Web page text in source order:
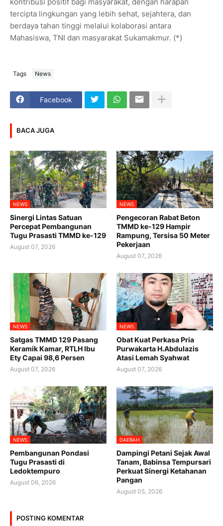
tercipta lingkungan yang lebih sehat, sejahtera, dan
berdaya tahan tinggi melalui kolaborasi antara
Mahasiswa, TNI dan masyarakat Sukamakmur. (*)
Tags News
Facebook
BACA JUGA
NEWS
Sinergi Lintas Satuan
Percepat Pembangunan
Tugu Prasasti TMMD ke-129
August 07, 2026
NEWS
Pengecoran Rabat Beton
TMMD ke-129 Hampir
Rampung, Tersisa 50 Meter
Pekerjaan
August 07, 2026
NEWS
Satgas TMMD 129 Pasang
Keramik Kamar, RTLH Ibu
Ety Capai 98,6 Persen
August 07, 2026
NEWS
Obat Kuat Perkasa Pria
Purwakarta H.Abdulazis
Atasi Lemah Syahwat
August 07, 2026
NEWS
Pembangunan Pondasi
Tugu Prasasti di
Ledoktempuro
August 06, 2026
DAERAH
Dampingi Petani Sejak Awal
Tanam, Babinsa Tempursari
Perkuat Sinergi Ketahanan
Pangan
August 05, 2026
POSTING KOMENTAR